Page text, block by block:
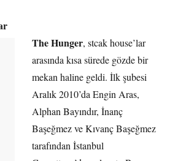
The Hunger, stcak house’lar
arasında kısa sürede gözde bir
mekan haline geldi. İlk şubesi
Aralık 2010’da Engin Aras,
Alphan Bayındır, İnanç
Başeğmez ve Kıvanç Başeğmez
tarafından İstanbul